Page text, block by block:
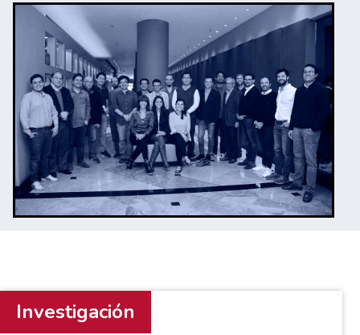
Investigación